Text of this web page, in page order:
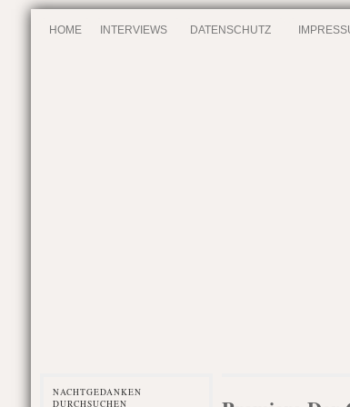
HOME INTERVIEWS DATENSCHUTZ
NACHTGEDANKEN
DURCHSUCHEN